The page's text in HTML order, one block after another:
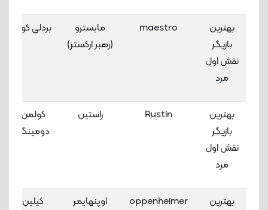
بهترین
بازیگر
نقش اول
مرد
maestro
مایسترو
(رهبر ارکستر)
بردلی کوپر
بهترین
بازیگر
نقش اول
مرد
Rustin راستین
کولمن
دومینگو
بهترین
oppenheimer اوپنهایمر
کیلین